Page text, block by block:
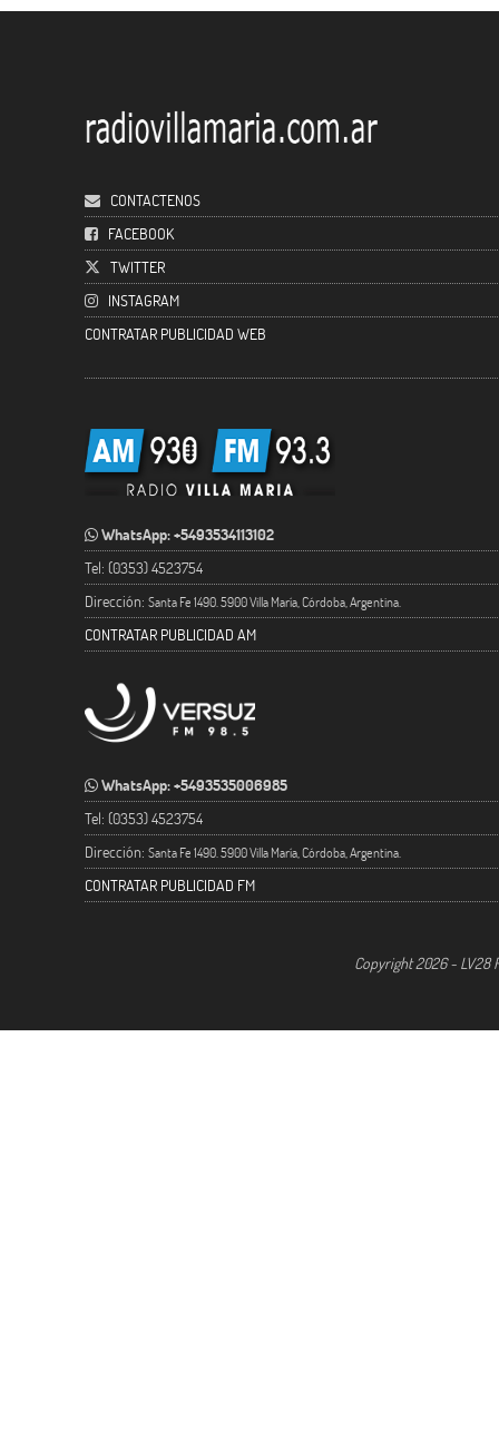
CONTACTENOS
FACEBOOK
TWITTER
INSTAGRAM
CONTRATAR PUBLICIDAD WEB
WhatsApp: +5493534113102
Tel: (0353) 4523754
Dirección: Santa Fe 1490. 5900 Villa María, Córdoba, Argentina.
CONTRATAR PUBLICIDAD AM
WhatsApp: +5493535006985
Tel: (0353) 4523754
Dirección: Santa Fe 1490. 5900 Villa María, Córdoba, Argentina.
CONTRATAR PUBLICIDAD FM
Copyright 2026 - LV28